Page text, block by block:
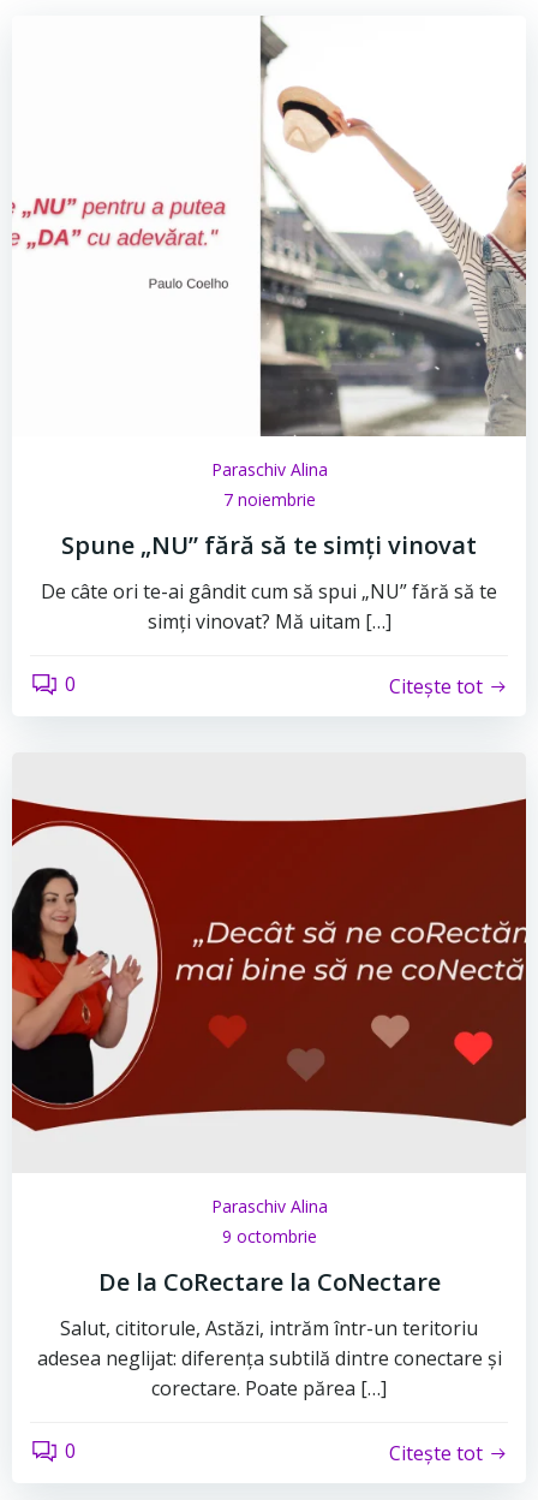
Paraschiv Alina
7 noiembrie
Spune „NU” fără să te simți vinovat
De câte ori te-ai gândit cum să spui „NU” fără să te
simți vinovat? Mă uitam […]
0 Citește tot
Paraschiv Alina
9 octombrie
De la CoRectare la CoNectare
Salut, cititorule, Astăzi, intrăm într-un teritoriu
adesea neglijat: diferența subtilă dintre conectare și
corectare. Poate părea […]
0 Citește tot